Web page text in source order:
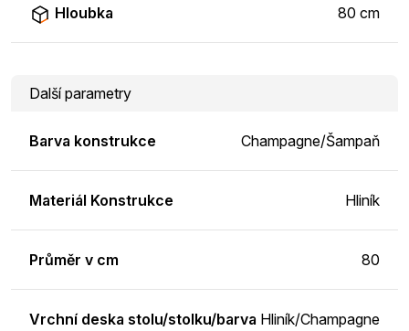
Hloubka 80 cm
Další parametry
Barva konstrukce Champagne/Šampaň
Materiál Konstrukce Hliník
Průměr v cm 80
Vrchní deska stolu/stolku/barva Hliník/Champagne